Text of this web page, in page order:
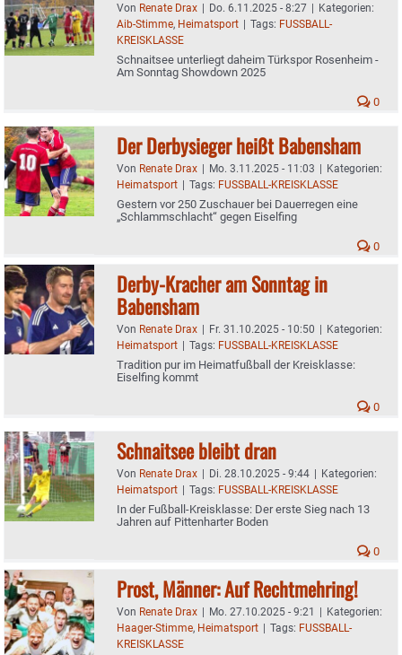
Von Renate Drax | Do. 6.11.2025 - 8:27 | Kategorien:
Aib-Stimme, Heimatsport | Tags: FUSSBALL-
KREISKLASSE
Schnaitsee unterliegt daheim Türkspor Rosenheim -
Am Sonntag Showdown 2025
0
Der Derbysieger heißt Babensham
Von Renate Drax | Mo. 3.11.2025 - 11:03 | Kategorien:
Heimatsport | Tags: FUSSBALL-KREISKLASSE
Gestern vor 250 Zuschauer bei Dauerregen eine
„Schlammschlacht“ gegen Eiselfing
0
Derby-Kracher am Sonntag in
Babensham
Von Renate Drax | Fr. 31.10.2025 - 10:50 | Kategorien:
Heimatsport | Tags: FUSSBALL-KREISKLASSE
Tradition pur im Heimatfußball der Kreisklasse:
Eiselfing kommt
0
Schnaitsee bleibt dran
Von Renate Drax | Di. 28.10.2025 - 9:44 | Kategorien:
Heimatsport | Tags: FUSSBALL-KREISKLASSE
In der Fußball-Kreisklasse: Der erste Sieg nach 13
Jahren auf Pittenharter Boden
0
Prost, Männer: Auf Rechtmehring!
Von Renate Drax | Mo. 27.10.2025 - 9:21 | Kategorien:
Haager-Stimme, Heimatsport | Tags: FUSSBALL-
KREISKLASSE